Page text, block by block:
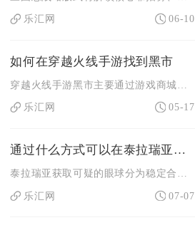
乐汇网
06-10
如何在穿越火线手游找到黑市
穿越火线手游黑市主要通过游戏商城进入，VIP6及以上玩家可在...
乐汇网
05-17
通过什么方式可以在泰拉瑞亚中得到可疑的眼球
泰拉瑞亚获取可疑的眼球分为稳定合成制作、地下宝箱随机拾取两类...
乐汇网
07-07